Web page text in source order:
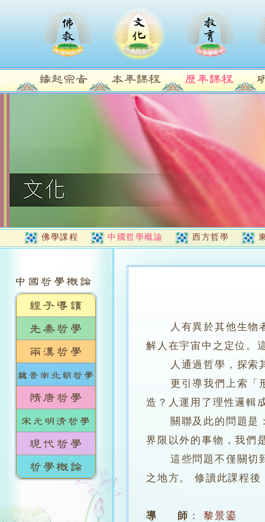
佛學課程 中國哲學概論 西方哲學
人有異於其他生物
解人在宇宙中之定位。
人通過哲學，探索其
更引導我們上索「形
造？人運用了理性邏輯
關聯及此的問題是：
界限以外的事物，我們
這些問題不僅關切到
之地方。 修讀此課程
導 師 ： 黎景鎏